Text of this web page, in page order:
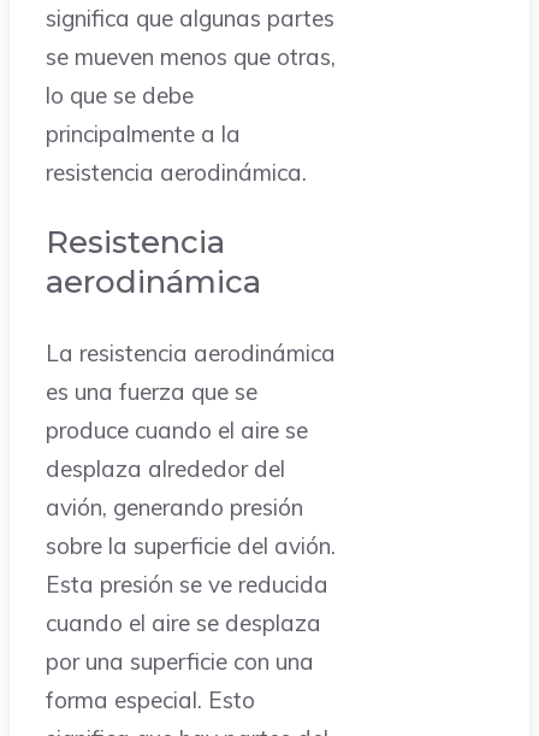
significa que algunas partes
se mueven menos que otras,
lo que se debe
principalmente a la
resistencia aerodinámica.
Resistencia
aerodinámica
La resistencia aerodinámica
es una fuerza que se
produce cuando el aire se
desplaza alrededor del
avión, generando presión
sobre la superficie del avión.
Esta presión se ve reducida
cuando el aire se desplaza
por una superficie con una
forma especial. Esto